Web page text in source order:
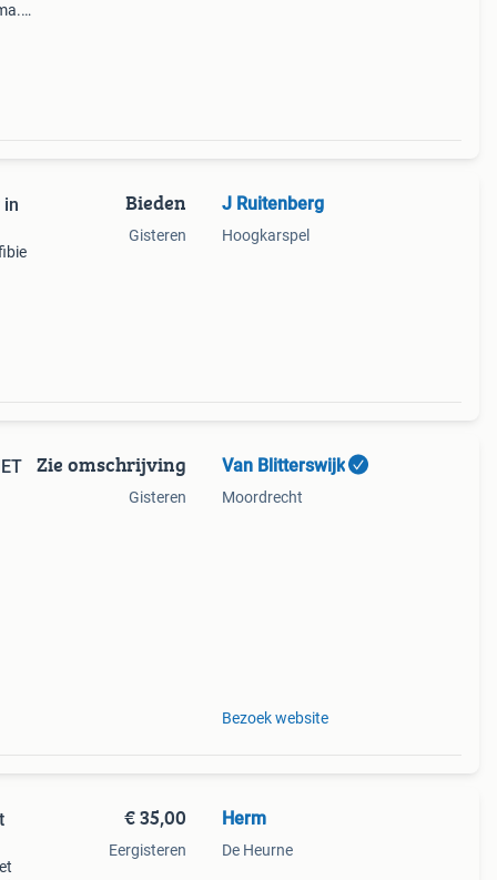
in
Bieden
Gisteren
J Ruitenberg
Hoogkarspel
Zie omschrijving
Gisteren
Van Blitterswijk
Moordrecht
Bezoek website
€ 35,00
Eergisteren
Herm
De Heurne